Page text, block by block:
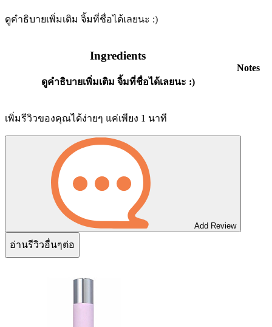
ดูคำธิบายเพิ่มเติม จิ้มที่ชื่อได้เลยนะ :)
Ingredients
ดูคำธิบายเพิ่มเติม จิ้มที่ชื่อได้เลยนะ :)
Notes
เพิ่มรีวิวของคุณได้ง่ายๆ แค่เพียง 1 นาที
Add Review
อ่านรีวิวอื่นๆต่อ